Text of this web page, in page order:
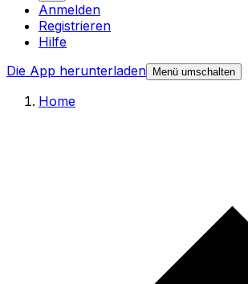
Anmelden
Registrieren
Hilfe
Die App herunterladen Menü umschalten
Home